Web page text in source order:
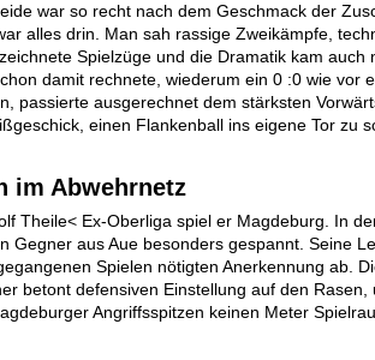
war so recht nach dem Geschmack der
alles drin. Man sah rassige Zweikämpfe,
Spielzüge und die Dramatik kam auch
damit rechnete, wiederum ein 0 :0 wie vor
passierte ausgerechnet dem stärksten
einen Flankenball ins eigene Tor zu
im Abwehrnetz
Theile< Ex-Oberliga spiel er Magdeburg. In
Gegner aus Aue besonders gespannt. Seine
Spielen nötigten Anerkennung ab.
betont defensiven Einstellung auf den Rasen,
Angriffsspitzen keinen Meter